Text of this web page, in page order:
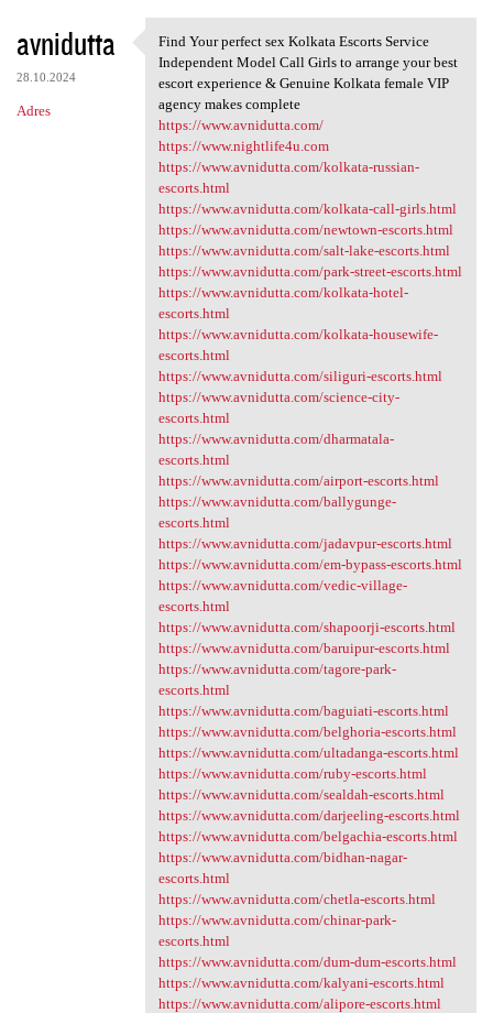
avnidutta
28.10.2024
Adres
Find Your perfect sex Kolkata
Find Your perfect sex Kolkata Escorts Service
Independent Model Call Girls to arrange your best
escort experience & Genuine Kolkata female VIP
agency makes complete
https://www.avnidutta.com/
https://www.nightlife4u.com
https://www.avnidutta.com/kolkata-russian-
escorts.html
https://www.avnidutta.com/kolkata-call-girls.html
https://www.avnidutta.com/newtown-escorts.html
https://www.avnidutta.com/salt-lake-escorts.html
https://www.avnidutta.com/park-street-escorts.html
https://www.avnidutta.com/kolkata-hotel-
escorts.html
https://www.avnidutta.com/kolkata-housewife-
escorts.html
https://www.avnidutta.com/siliguri-escorts.html
https://www.avnidutta.com/science-city-
escorts.html
https://www.avnidutta.com/dharmatala-
escorts.html
https://www.avnidutta.com/airport-escorts.html
https://www.avnidutta.com/ballygunge-
escorts.html
https://www.avnidutta.com/jadavpur-escorts.html
https://www.avnidutta.com/em-bypass-escorts.html
https://www.avnidutta.com/vedic-village-
escorts.html
https://www.avnidutta.com/shapoorji-escorts.html
https://www.avnidutta.com/baruipur-escorts.html
https://www.avnidutta.com/tagore-park-
escorts.html
https://www.avnidutta.com/baguiati-escorts.html
https://www.avnidutta.com/belghoria-escorts.html
https://www.avnidutta.com/ultadanga-escorts.html
https://www.avnidutta.com/ruby-escorts.html
https://www.avnidutta.com/sealdah-escorts.html
https://www.avnidutta.com/darjeeling-escorts.html
https://www.avnidutta.com/belgachia-escorts.html
https://www.avnidutta.com/bidhan-nagar-
escorts.html
https://www.avnidutta.com/chetla-escorts.html
https://www.avnidutta.com/chinar-park-
escorts.html
https://www.avnidutta.com/dum-dum-escorts.html
https://www.avnidutta.com/kalyani-escorts.html
https://www.avnidutta.com/alipore-escorts.html